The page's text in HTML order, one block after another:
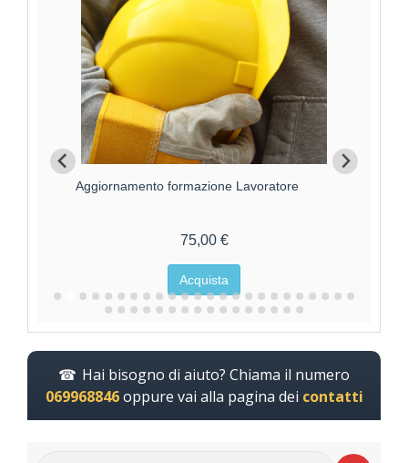
Aggiornamento formazione Lavoratore
75,00 €
Acquista
Hai bisogno di aiuto? Chiama il numero
069968846oppure vai alla pagina dei contatti